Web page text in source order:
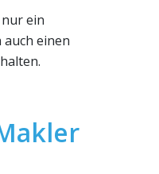
ein
auch einen